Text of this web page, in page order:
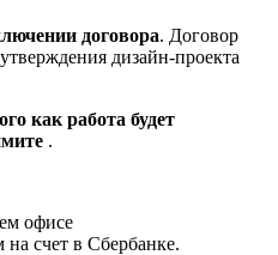
договора. Договор
дизайн-проекта
как работа будет
.
офисе
счет в Сбербанке.